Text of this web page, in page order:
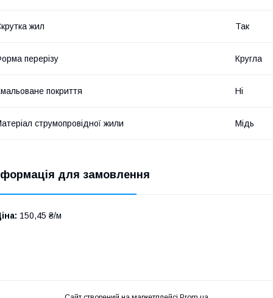
жил Так
перерізу Кругла
покриття Ні
струмопровідної жили Мідь
для замовлення
150,45 ₴/м